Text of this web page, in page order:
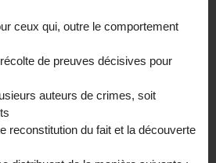
ceux qui, outre le comportement
de preuves décisives pour
auteurs de crimes, soit
reconstitution du fait et la découverte